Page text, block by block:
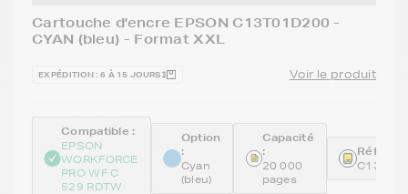
Cartouche d'encre EPSON C13T01D200 -
CYAN (bleu) - Format XXL
EXPÉDITION : 6 À 15 JOURS Voir le produit
Compatible :
EPSON
WORKFORCE
PRO WF C
529 RDTW
Option
:
Cyan
(bleu)
Capacité
:
20 000
pages